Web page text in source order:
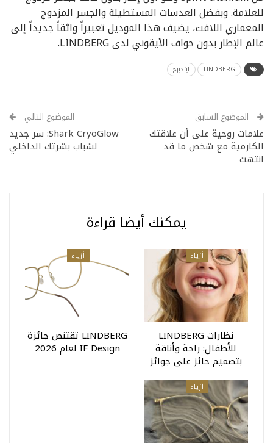
للعلامة. وبفضل العدسات المستطيلة والجسر المزدوج
المعماري اللافت، يضيف هذا الموديل تعبيراً واثقاً جديداً إلى
عالم الإطار بدون حواف الأيقوني لدى LINDBERG.
LINDBERG ليندبرج
الموضوع السابق
علامات روحية على أن علاقتك
الكارمية مع شخص ما قد
انتهت
الموضوع التالي
Shark CryoGlow: سر جديد
لشباب بشرتك الداخلي
يمكنك أيضا قراءة
أزياء
نظارات LINDBERG
للأطفال: راحة وأناقة
بتصميم حائز على جوائز
أزياء
LINDBERG تقتنص جائزة
IF Design لعام 2026
أزياء